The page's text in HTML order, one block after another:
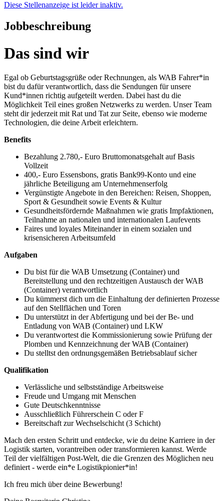
Diese Stellenanzeige ist leider inaktiv.
Jobbeschreibung
Das sind wir
Egal ob Geburtstagsgrüße oder Rechnungen, als WAB Fahrer*in
bist du dafür verantwortlich, dass die Sendungen für unsere
Kund*innen richtig aufgeteilt werden. Dabei hast du die
Möglichkeit Teil eines großen Netzwerks zu werden. Unser Team
steht dir jederzeit mit Rat und Tat zur Seite, ebenso wie moderne
Technologien, die deine Arbeit erleichtern.
Benefits
Bezahlung 2.780,- Euro Bruttomonatsgehalt auf Basis
Vollzeit
400,- Euro Essensbons, gratis Bank99-Konto und eine
jährliche Beteiligung am Unternehmenserfolg
Vergünstigte Angebote in den Bereichen: Reisen, Shoppen,
Sport & Gesundheit sowie Events & Kultur
Gesundheitsfördernde Maßnahmen wie gratis Impfaktionen,
Teilnahme an nationalen und internationalen Laufevents
Faires und loyales Miteinander in einem sozialen und
krisensicheren Arbeitsumfeld
Aufgaben
Du bist für die WAB Umsetzung (Container) und
Bereitstellung und den rechtzeitigen Austausch der WAB
(Container) verantwortlich
Du kümmerst dich um die Einhaltung der definierten Prozesse
auf den Stellflächen und Toren
Du unterstützt in der Abfertigung und bei der Be- und
Entladung von WAB (Container) und LKW
Du verantwortest die Kommissionierung sowie Prüfung der
Plomben und Kennzeichnung der WAB (Container)
Du stelltst den ordnungsgemäßen Betriebsablauf sicher
Qualifikation
Verlässliche und selbstständige Arbeitsweise
Freude und Umgang mit Menschen
Gute Deutschkenntnisse
Ausschließlich Führerschein C oder F
Bereitschaft zur Wechselschicht (3 Schicht)
Mach den ersten Schritt und entdecke, wie du deine Karriere in der
Logistik starten, vorantreiben oder transformieren kannst. Werde
Teil der vielfältigen Post-Welt, die die Grenzen des Möglichen neu
definiert - werde ein*e Logistikpionier*in!
Ich freu mich über deine Bewerbung!